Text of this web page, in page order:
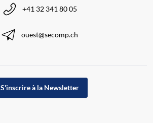
+41 32 341 80 05
ouest@secomp.ch
S'inscrire à la Newsletter